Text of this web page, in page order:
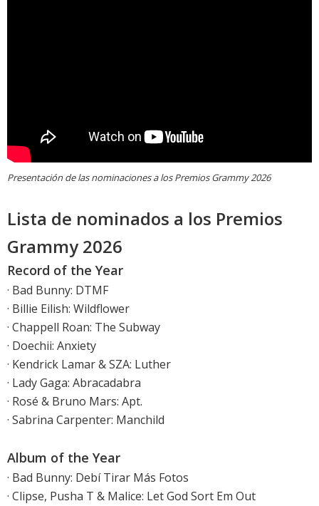
Presentación de las nominaciones a los Premios Grammy 2026
Lista de nominados a los Premios
Grammy 2026
Record of the Year
· Bad Bunny: DTMF
· Billie Eilish: Wildflower
· Chappell Roan: The Subway
· Doechii: Anxiety
· Kendrick Lamar & SZA: Luther
· Lady Gaga: Abracadabra
· Rosé & Bruno Mars: Apt.
· Sabrina Carpenter: Manchild
Album of the Year
· Bad Bunny: Debí Tirar Más Fotos
· Clipse, Pusha T & Malice: Let God Sort Em Out